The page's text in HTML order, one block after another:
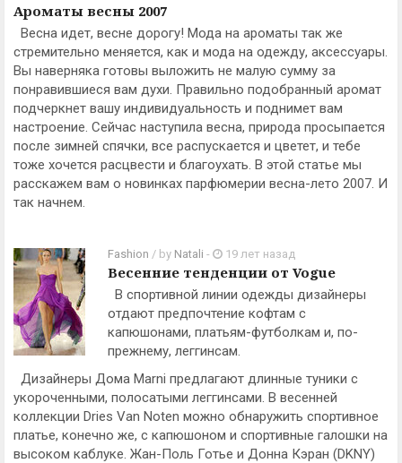
Ароматы весны 2007
Весна идет, весне дорогу! Мода на ароматы так же
стремительно меняется, как и мода на одежду, аксессуары.
Вы наверняка готовы выложить не малую сумму за
понравившиеся вам духи. Правильно подобранный аромат
подчеркнет вашу индивидуальность и поднимет вам
настроение. Сейчас наступила весна, природа просыпается
после зимней спячки, все распускается и цветет, и тебе
тоже хочется расцвести и благоухать. В этой статье мы
расскажем вам о новинках парфюмерии весна-лето 2007. И
так начнем.
Fashion / by Natali - 19 лет назад
Весенние тенденции от Vogue
В спортивной линии одежды дизайнеры
отдают предпочтение кофтам с
капюшонами, платьям-футболкам и, по-
прежнему, леггинсам.
Дизайнеры Дома Marni предлагают длинные туники с
укороченными, полосатыми леггинсами. В весенней
коллекции Dries Van Noten можно обнаружить спортивное
платье, конечно же, с капюшоном и спортивные галошки на
высоком каблуке. Жан-Поль Готье и Донна Кэран (DKNY)